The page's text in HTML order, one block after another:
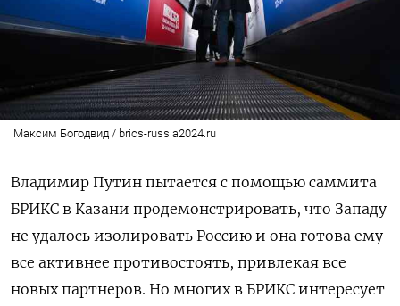
Максим Богодвид / brics-russia2024.ru
Владимир Путин пытается с помощью саммита
БРИКС в Казани продемонстрировать, что Западу
не удалось изолировать Россию и она готова ему
все активнее противостоять, привлекая все
новых партнеров. Но многих в БРИКС интересует